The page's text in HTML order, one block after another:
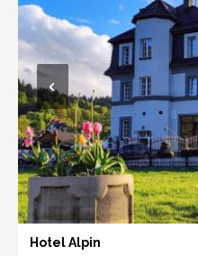
Hotel Alpin